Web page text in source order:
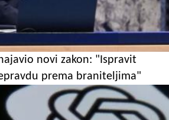
novi zakon: "Ispravit
prema braniteljima"